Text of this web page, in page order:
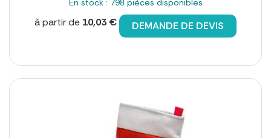
En stock : 798 pièces disponibles
à partir de 10,03 € DEMANDE DE DEVIS